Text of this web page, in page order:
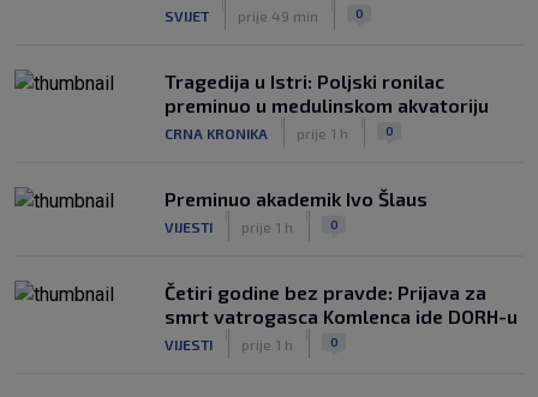
SVIJET prije 49 min 0
Tragedija u Istri: Poljski ronilac
preminuo u medulinskom akvatoriju
CRNA KRONIKA prije 1 h 0
Preminuo akademik Ivo Šlaus
VIJESTI prije 1 h 0
Četiri godine bez pravde: Prijava za
smrt vatrogasca Komlenca ide DORH-u
VIJESTI prije 1 h 0